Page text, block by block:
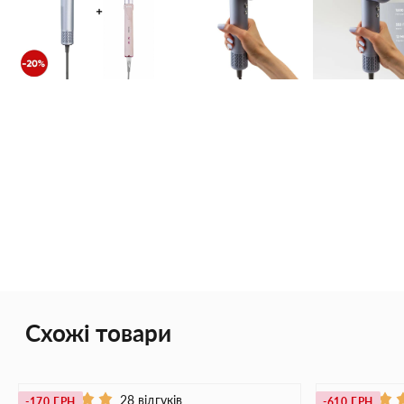
Схожі товари
28 відгуків